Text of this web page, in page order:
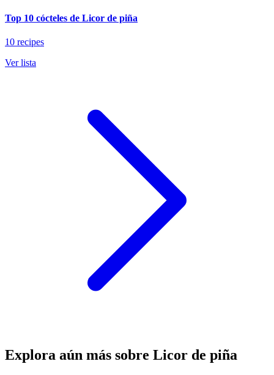
Top 10 cócteles de Licor de piña
10 recipes
Ver lista
Explora aún más sobre Licor de piña